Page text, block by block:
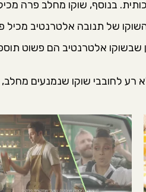
לחובבי שוקו שנמנעים מחלב,